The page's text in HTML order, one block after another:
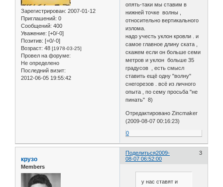
Зарегистрирован: 2007-01-12
Приглашений: 0
Сообщений: 400
Уважение: [+0/-0]
Позитив: [+0/-0]
Возраст: 48 [1978-03-25]
Провел на форуме:
Не определено
Последний визит:
2012-06-05 19:55:42
опять-таки мы ставим в
нижней точке волны ,
относительно вертикального
излома.
надо учесть уклон кровли . и
самое главное длину ската ,
скажем если он больше семи
метров и уклон больше 35
градусов , есть смысл
ставить ещё одну "волну"
снегорезов . всё из личного
опыта , по сему просьба "не
пинать" 8)
Отредактировано Zincmaker
(2009-08-07 00:16:23)
0
Поделиться 3
2009-
08-07 06:52:00
крузо
Members
у нас ставят и